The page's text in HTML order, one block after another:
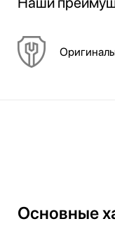
Основные